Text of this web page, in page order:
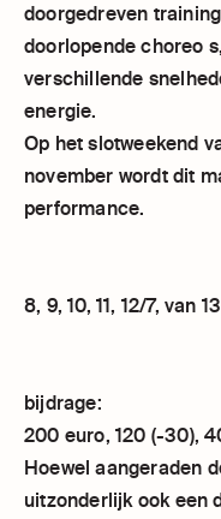
doorgedreven
doorlopende choreo
verschillende
energie.
Op het slotweekend
november wordt dit
performance.
8, 9, 10, 11, 12/7, van
bijdrage:
200 euro, 120 (-30),
Hoewel aangeraden
uitzonderlijk ook een